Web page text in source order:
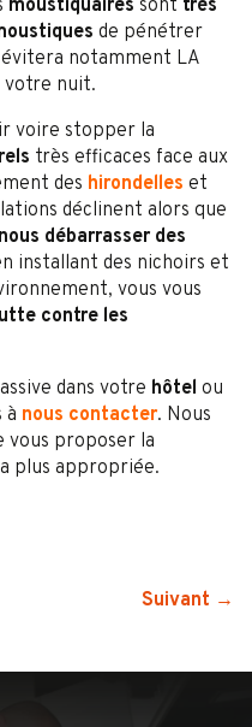
moustiquaires sont très
de pénétrer
évitera notamment LA
votre nuit.
voire stopper la
très efficaces face aux
des hirondelles et
déclinent alors que
nous débarrasser des
installant des nichoirs et
vous vous
contre les
dans votre hôtel ou
à nous contacter. Nous
vous proposer la
plus appropriée.
Suivant →